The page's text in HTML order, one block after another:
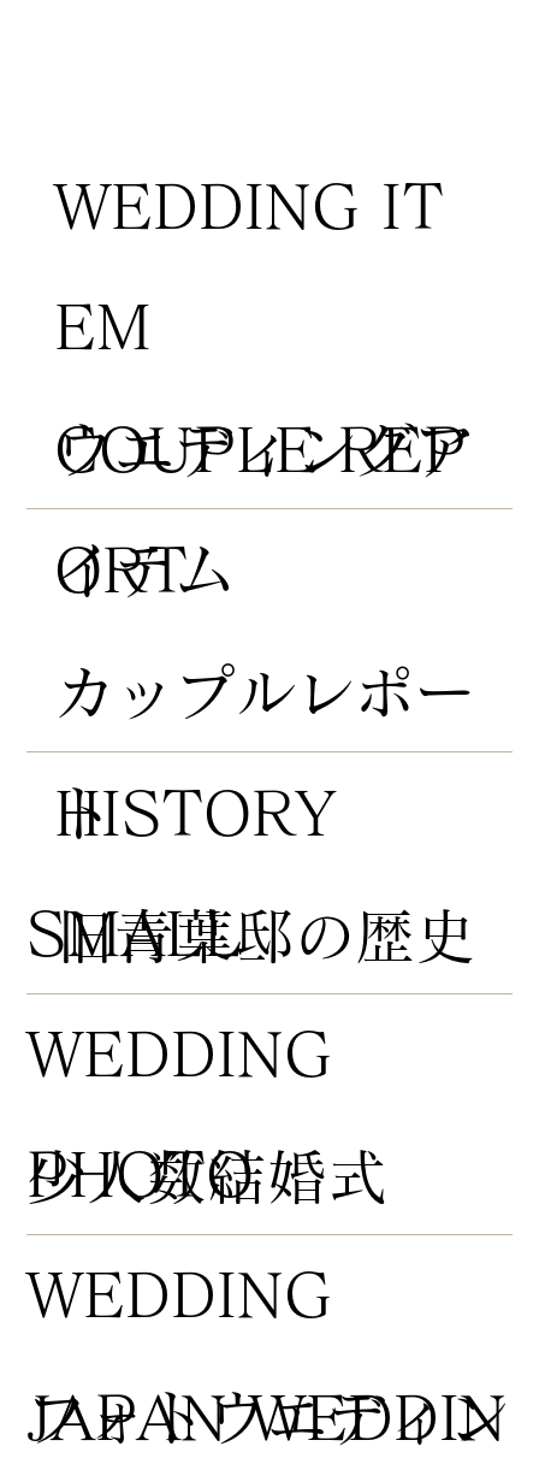
HISTORY
COUPLE REP
ORT
​旧青葉邸の歴史
​カップルレポー
ト
WEDDING IT
EM
​ウエディングア
イテム
​少人数結婚式
​SMALL
WEDDING
​フォトウエディン
PHOTO
WEDDING
JAPAN WEDDIN